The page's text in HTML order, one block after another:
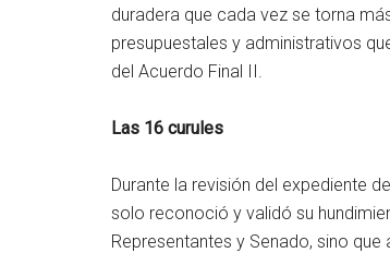
duradera que cada vez se torna
presupuestales y administrativos
del Acuerdo Final II.
Las 16 curules
Durante la revisión del expediente
solo reconoció y validó su
Representantes y Senado, sino